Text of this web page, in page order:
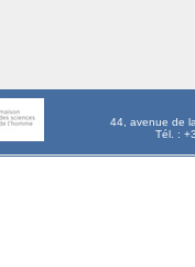
44, avenue de
Tél. :